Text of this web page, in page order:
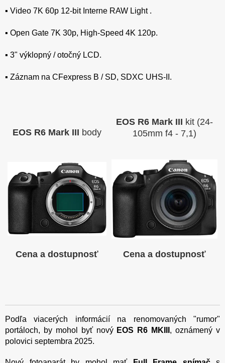
▪️ Video 7K 60p 12-bit Interne RAW Light .
▪️ Open Gate 7K 30p, High-Speed ​​4K 120p.
▪️ 3" výklopný / otočný LCD.
▪️ Záznam na CFexpress B / SD, SDXC UHS-II.
EOS R6 Mark III body
EOS R6 Mark III kit (24-
105mm f4 - 7,1)
Cena a dostupnosť Cena a dostupnosť
Podľa viacerých informácií na renomovaných "rumor"
portáloch, by mohol byť nový EOS R6 MKIII , oznámený v
polovici septembra 2025.